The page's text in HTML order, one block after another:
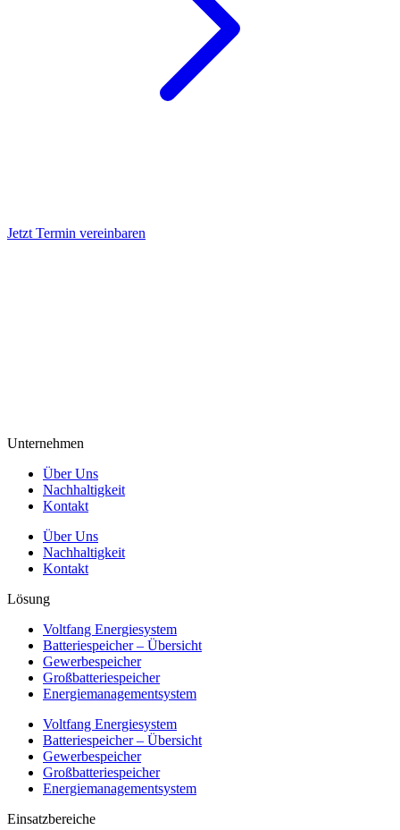
Jetzt Termin vereinbaren
Unternehmen
Über Uns
Nachhaltigkeit
Kontakt
Über Uns
Nachhaltigkeit
Kontakt
Lösung
Voltfang Energiesystem
Batteriespeicher – Übersicht
Gewerbespeicher
Großbatteriespeicher
Energiemanagementsystem
Voltfang Energiesystem
Batteriespeicher – Übersicht
Gewerbespeicher
Großbatteriespeicher
Energiemanagementsystem
Einsatzbereiche